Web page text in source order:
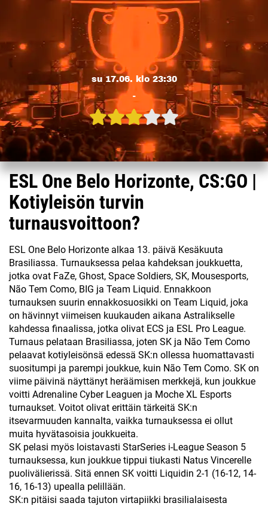
su 17.06. klo 23:30
-
ESL One Belo Horizonte, CS:GO |
Kotiyleisön turvin
turnausvoittoon?
ESL One Belo Horizonte alkaa 13. päivä Kesäkuuta
Brasiliassa. Turnauksessa pelaa kahdeksan joukkuetta,
jotka ovat FaZe, Ghost, Space Soldiers, SK, Mousesports,
Não Tem Como, BIG ja Team Liquid. Ennakkoon
turnauksen suurin ennakkosuosikki on Team Liquid, joka
on hävinnyt viimeisen kuukauden aikana Astralikselle
kahdessa finaalissa, jotka olivat ECS ja ESL Pro League.
Turnaus pelataan Brasiliassa, joten SK ja Não Tem Como
pelaavat kotiyleisönsä edessä SK:n ollessa huomattavasti
suositumpi ja parempi joukkue, kuin Não Tem Como. SK on
viime päivinä näyttänyt heräämisen merkkejä, kun joukkue
voitti Adrenaline Cyber Leaguen ja Moche XL Esports
turnaukset. Voitot olivat erittäin tärkeitä SK:n
itsevarmuuden kannalta, vaikka turnauksessa ei ollut
muita hyvätasoisia joukkueita.
SK pelasi myös loistavasti StarSeries i-League Season 5
turnauksessa, kun joukkue tippui tiukasti Natus Vincerelle
puolivälierissä. Sitä ennen SK voitti Liquidin 2-1 (16-12, 14-
16, 16-13) upealla pelillään.
SK:n pitäisi saada tajuton virtapiikki brasilialaisesta